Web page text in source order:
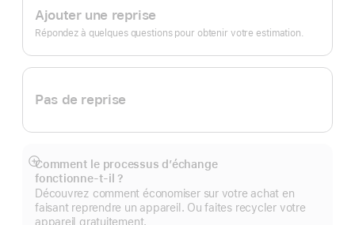
page
Trade In.
Ajouter une reprise
Répondez à quelques questions pour obtenir votre estimation.
Pas de reprise
Comment le processus d’échange
fonctionne‑t‑il ?
Découvrez comment économiser sur votre achat en
faisant reprendre un appareil. Ou faites recycler votre
appareil gratuitement.
Afficher
plus